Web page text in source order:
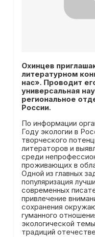
Охинцев
литературном
нас». Проводит
универсальная
региональное
России.
По информации
Году экологии в
творческого
литераторов и
среди
проживающих в
Одной из главных
популяризация
современных
привлечение
сохранения
гуманного
экологической
традиций